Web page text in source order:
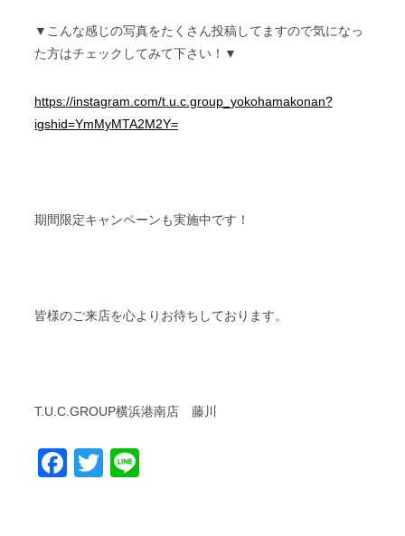
▼こんな感じの写真をたくさん投稿してますので気になっ
た方はチェックしてみて下さい！▼
https://instagram.com/t.u.c.group_yokohamakonan?
igshid=YmMyMTA2M2Y=
期間限定キャンペーンも実施中です！
皆様のご来店を心よりお待ちしております。
T.U.C.GROUP横浜港南店 藤川
Facebook
Twitter